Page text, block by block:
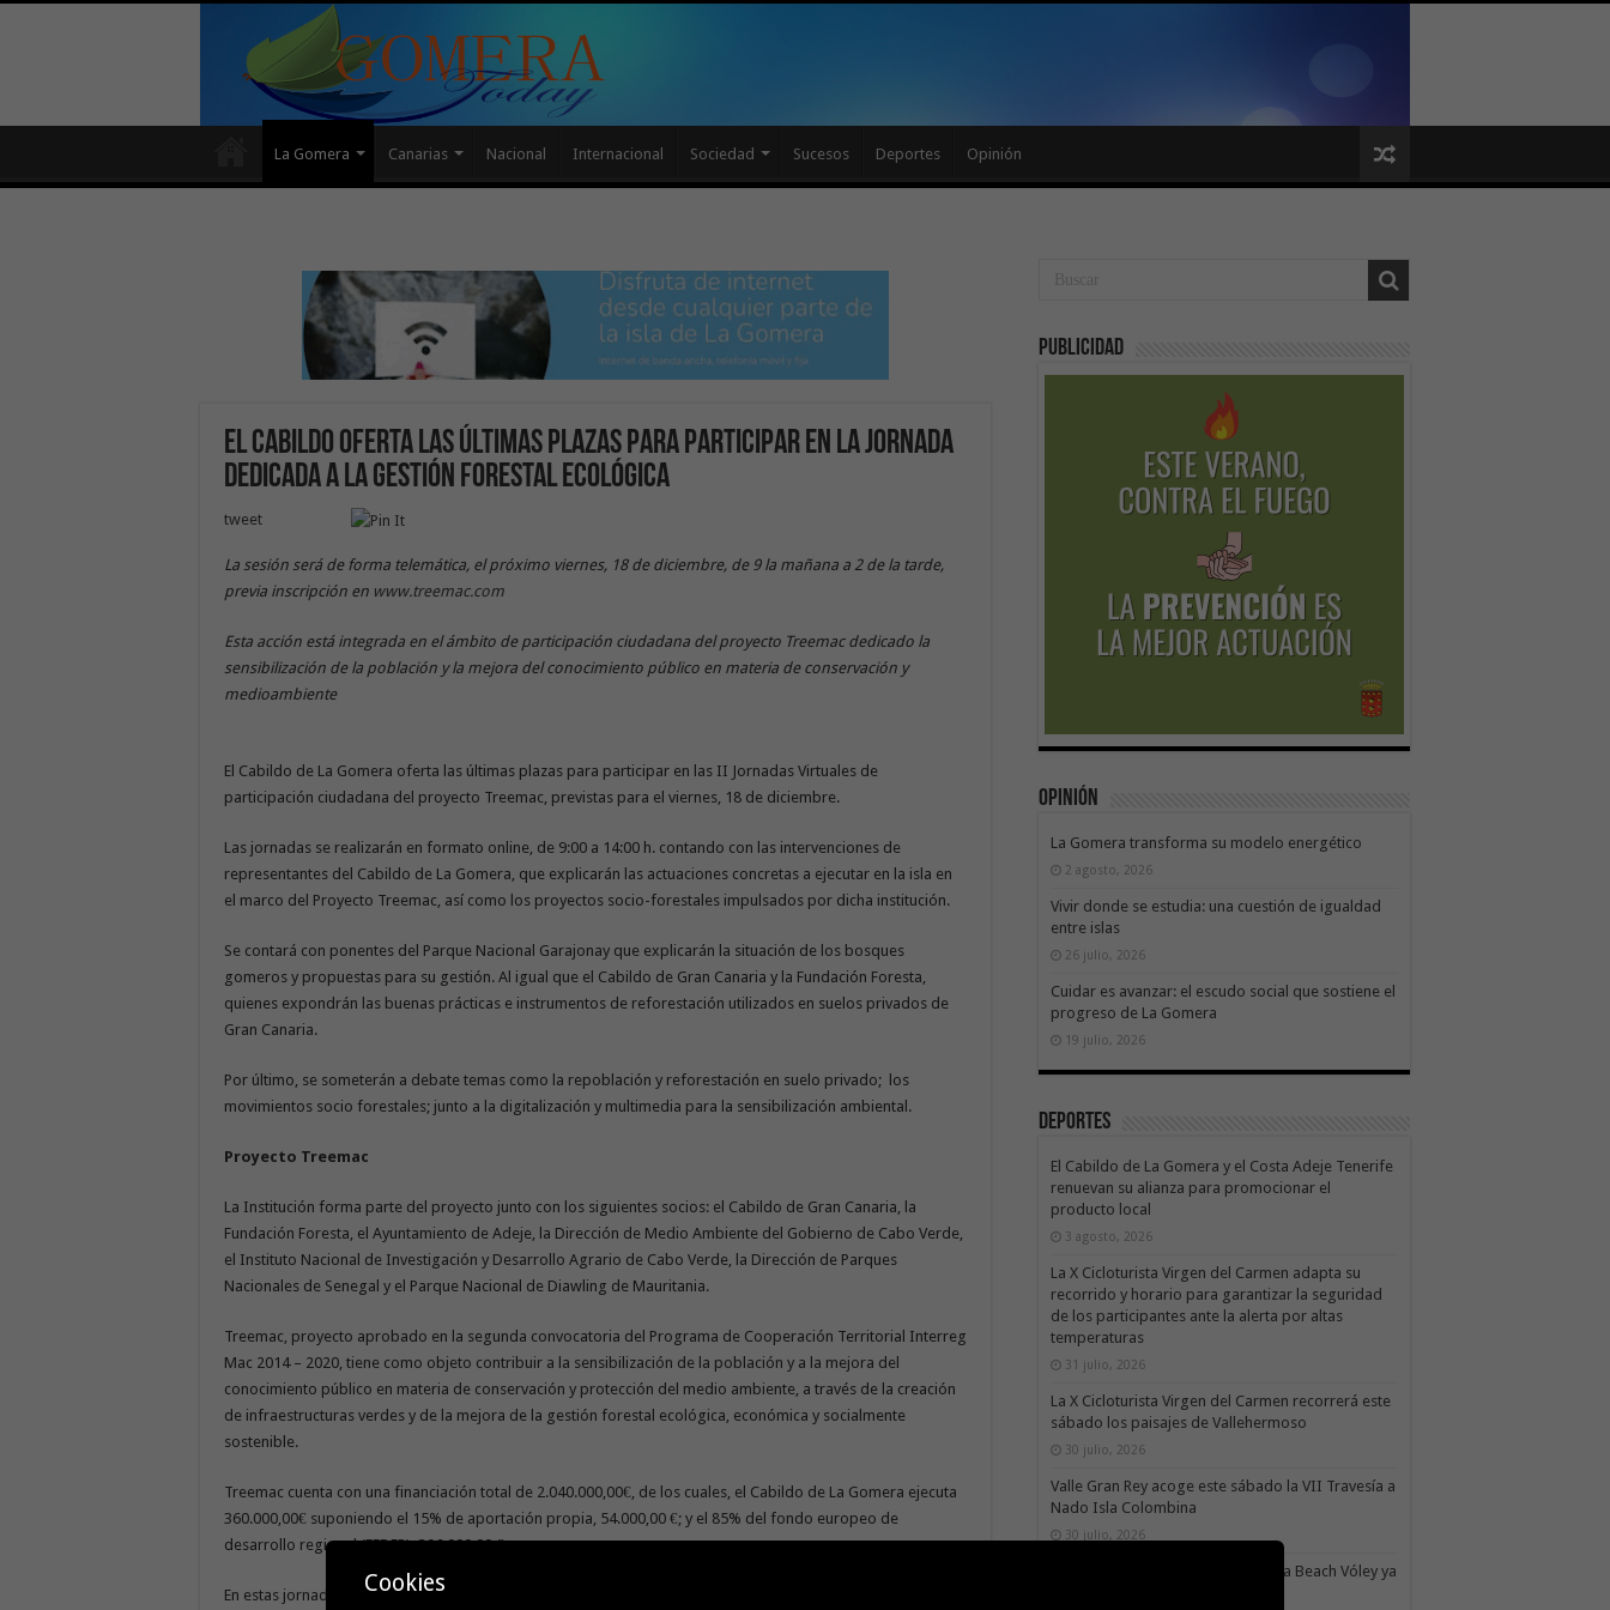
La Gomera Canarias Nacional Internacional Sociedad Sucesos Deportes Opinión
El Cabildo oferta las últimas plazas para participar en la jornada
dedicada a la gestión forestal ecológica
tweet
La sesión será de forma telemática, el próximo viernes, 18 de diciembre, de 9 la mañana a 2 de la tarde,
previa inscripción en www.treemac.com
Esta acción está integrada en el ámbito de participación ciudadana del proyecto Treemac dedicado la
sensibilización de la población y la mejora del conocimiento público en materia de conservación y
medioambiente
El Cabildo de La Gomera oferta las últimas plazas para participar en las II Jornadas Virtuales de
participación ciudadana del proyecto Treemac, previstas para el viernes, 18 de diciembre.
Las jornadas se realizarán en formato online, de 9:00 a 14:00 h. contando con las intervenciones de
representantes del Cabildo de La Gomera, que explicarán las actuaciones concretas a ejecutar en la isla en
el marco del Proyecto Treemac, así como los proyectos socio-forestales impulsados por dicha institución.
Se contará con ponentes del Parque Nacional Garajonay que explicarán la situación de los bosques
gomeros y propuestas para su gestión. Al igual que el Cabildo de Gran Canaria y la Fundación Foresta,
quienes expondrán las buenas prácticas e instrumentos de reforestación utilizados en suelos privados de
Gran Canaria.
Por último, se someterán a debate temas como la repoblación y reforestación en suelo privado; los
movimientos socio forestales; junto a la digitalización y multimedia para la sensibilización ambiental.
Proyecto Treemac
La Institución forma parte del proyecto junto con los siguientes socios: el Cabildo de Gran Canaria, la
Fundación Foresta, el Ayuntamiento de Adeje, la Dirección de Medio Ambiente del Gobierno de Cabo Verde,
el Instituto Nacional de Investigación y Desarrollo Agrario de Cabo Verde, la Dirección de Parques
Nacionales de Senegal y el Parque Nacional de Diawling de Mauritania.
Treemac, proyecto aprobado en la segunda convocatoria del Programa de Cooperación Territorial Interreg
Mac 2014 – 2020, tiene como objeto contribuir a la sensibilización de la población y a la mejora del
conocimiento público en materia de conservación y protección del medio ambiente, a través de la creación
de infraestructuras verdes y de la mejora de la gestión forestal ecológica, económica y socialmente
sostenible.
Treemac cuenta con una financiación total de 2.040.000,00€, de los cuales, el Cabildo de La Gomera ejecuta
360.000,00€ suponiendo el 15% de aportación propia, 54.000,00 €; y el 85% del fondo europeo de
desarrollo regional (FEDER), 306.000,00 €.
En estas jornadas, el Cabildo de La Gomera se centra en compartir con los asistentes participantes, los retos
Publicidad
Opinión
La Gomera transforma su modelo energético
2 agosto, 2026
Vivir donde se estudia: una cuestión de igualdad
entre islas
26 julio, 2026
Cuidar es avanzar: el escudo social que sostiene el
progreso de La Gomera
19 julio, 2026
Deportes
El Cabildo de La Gomera y el Costa Adeje Tenerife
renuevan su alianza para promocionar el
producto local
3 agosto, 2026
La X Cicloturista Virgen del Carmen adapta su
recorrido y horario para garantizar la seguridad
de los participantes ante la alerta por altas
temperaturas
31 julio, 2026
La X Cicloturista Virgen del Carmen recorrerá este
sábado los paisajes de Vallehermoso
30 julio, 2026
Valle Gran Rey acoge este sábado la VII Travesía a
Nado Isla Colombina
30 julio, 2026
El II torneo Autonómico Gomahara Beach Vóley ya
Cookies